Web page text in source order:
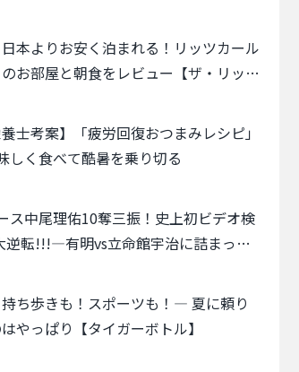
日本よりお安く泊まれる！リッツカール
のお部屋と朝食をレビュー【ザ・リッ
養士考案】「疲労回復おつまみレシピ」
しく食べて酷暑を乗り切る
ス中尾理佑10奪三振！史上初ビデオ検
逆転!!!―有明vs立命館宇治に詰まった
ち歩きも！スポーツも！― 夏に頼り
やっぱり【タイガーボトル】